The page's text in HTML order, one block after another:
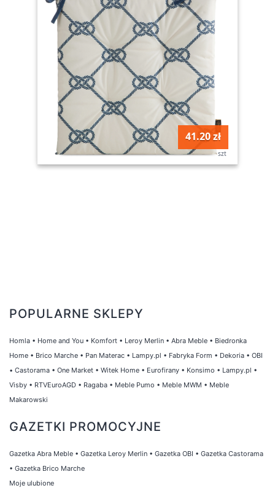
41.20 zł
szt
POPULARNE SKLEPY
Homla • Home and You • Komfort • Leroy Merlin • Abra Meble • Biedronka
Home • Brico Marche • Pan Materac • Lampy.pl • Fabryka Form • Dekoria • OBI
• Castorama • One Market • Witek Home • Eurofirany • Konsimo • Lampy.pl •
Visby • RTVEuroAGD • Ragaba • Meble Pumo • Meble MWM • Meble
Makarowski
GAZETKI PROMOCYJNE
Gazetka Abra Meble • Gazetka Leroy Merlin • Gazetka OBI • Gazetka Castorama
• Gazetka Brico Marche
Moje ulubione